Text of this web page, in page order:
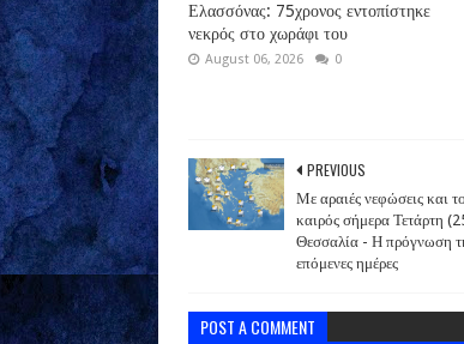
Ελασσόνας: 75χρονος εντοπίστηκε
νεκρός στο χωράφι του
August 06, 2026 0
PREVIOUS
Με αραιές νεφώσεις και
καιρός σήμερα Τετάρτη
Θεσσαλία - Η πρόγνωση
επόμενες ημέρες
POST A COMMENT